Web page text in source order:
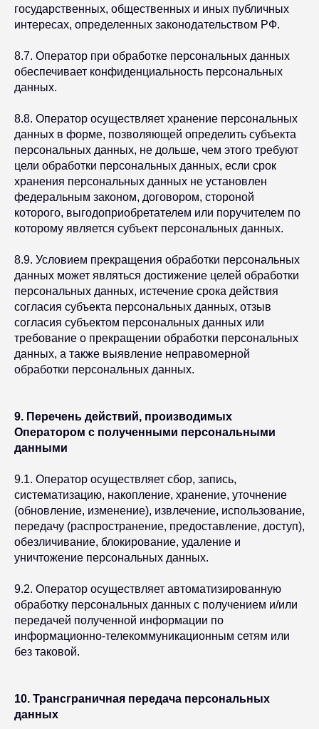
государственных, общественных и иных публичных
интересах, определенных законодательством РФ.
8.7. Оператор при обработке персональных данных
обеспечивает конфиденциальность персональных
данных.
8.8. Оператор осуществляет хранение персональных
данных в форме, позволяющей определить субъекта
персональных данных, не дольше, чем этого требуют
цели обработки персональных данных, если срок
хранения персональных данных не установлен
федеральным законом, договором, стороной
которого, выгодоприобретателем или поручителем по
которому является субъект персональных данных.
8.9. Условием прекращения обработки персональных
данных может являться достижение целей обработки
персональных данных, истечение срока действия
согласия субъекта персональных данных, отзыв
согласия субъектом персональных данных или
требование о прекращении обработки персональных
данных, а также выявление неправомерной
обработки персональных данных.
9. Перечень действий, производимых
Оператором с полученными персональными
данными
9.1. Оператор осуществляет сбор, запись,
систематизацию, накопление, хранение, уточнение
(обновление, изменение), извлечение, использование,
передачу (распространение, предоставление, доступ),
обезличивание, блокирование, удаление и
уничтожение персональных данных.
9.2. Оператор осуществляет автоматизированную
обработку персональных данных с получением и/или
передачей полученной информации по
информационно-телекоммуникационным сетям или
без таковой.
10. Трансграничная передача персональных
данных